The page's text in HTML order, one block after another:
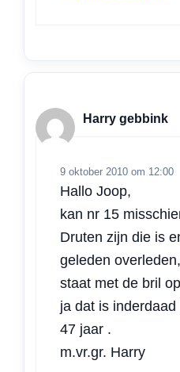
Harry gebbink
9 oktober 2010 om 12:00
Hallo Joop,
kan nr 15
Druten zijn die is
geleden
staat met de bril
ja dat is
47 jaar .
m.vr.gr. Harry